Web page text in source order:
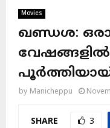
Movies
ഖണ്ഡശ:
by Manicheppu
SHARE 3